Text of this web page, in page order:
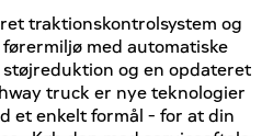
traktionskontrolsystem og
med automatiske
og en opdateret
truck er nye teknologier
et enkelt formål - for at din